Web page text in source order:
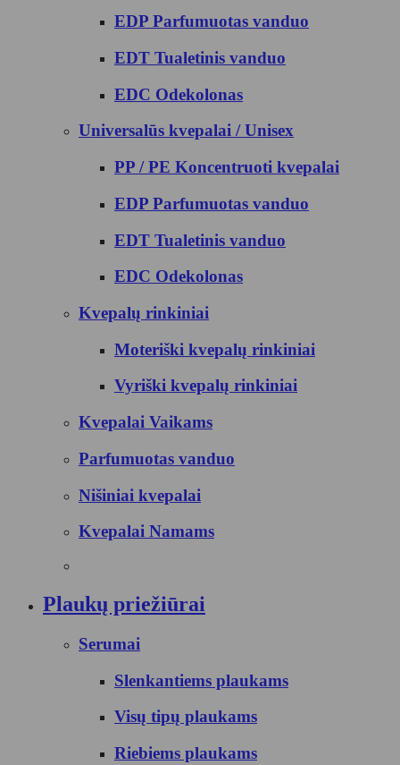
EDP Parfumuotas vanduo
EDT Tualetinis vanduo
EDC Odekolonas
Universalūs kvepalai / Unisex
PP / PE Koncentruoti kvepalai
EDP Parfumuotas vanduo
EDT Tualetinis vanduo
EDC Odekolonas
Kvepalų rinkiniai
Moteriški kvepalų rinkiniai
Vyriški kvepalų rinkiniai
Kvepalai Vaikams
Parfumuotas vanduo
Nišiniai kvepalai
Kvepalai Namams
Plaukų priežiūrai
Serumai
Slenkantiems plaukams
Visų tipų plaukams
Riebiems plaukams